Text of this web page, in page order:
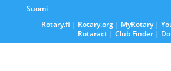
Suomi
Rotary.fi | Rotary.org| MyRotary |
Rotaract| Club Finder|